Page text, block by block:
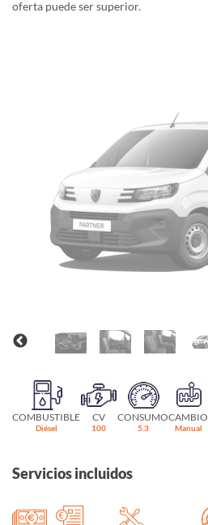
oferta puede ser superior.
COMBUSTIBLE
Diésel
CV
100
CONSUMO
5.3
CAMBIO
Manual
Servicios incluidos